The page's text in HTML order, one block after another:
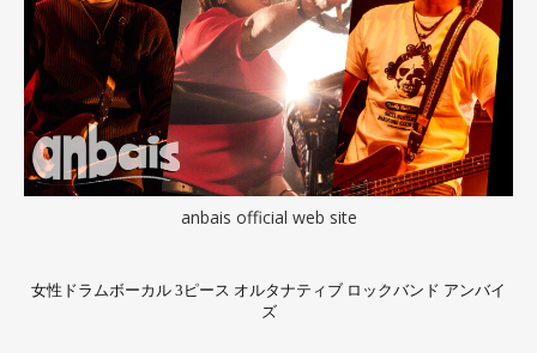
anbais official web site
女性ドラムボーカル 3ピース オルタナティブ ロックバンド アンバイ
ズ